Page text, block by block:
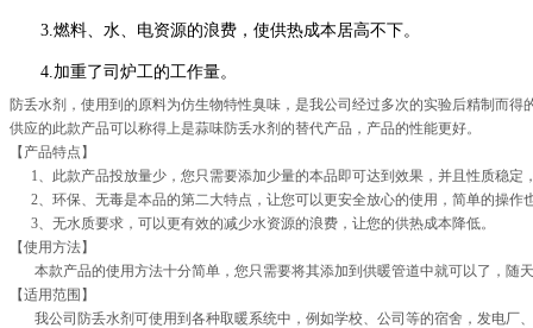
3.燃料、水、电资源的浪费，使供热成本居高不下。
4.加重了司炉工的工作量。
防丢水剂，使用到的原料为仿生物特性臭味，是我公司经过多次的实验后精制而
供应的此款产品可以称得上是蒜味防丢水剂的替代产品，产品的性能更好。
【产品特点】
1、此款产品投放量少，您只需要添加少量的本品即可达到效果，并且性质稳定
2、环保、无毒是本品的第二大特点，让您可以更安全放心的使用，简单的操作
3、无水质要求，可以更有效的减少水资源的浪费，让您的供热成本降低。
【使用方法】
本款产品的使用方法十分简单，您只需要将其添加到供暖管道中就可以了，随
【适用范围】
我公司防丢水剂可使用到各种取暖系统中，例如学校、公司等的宿舍，发电厂